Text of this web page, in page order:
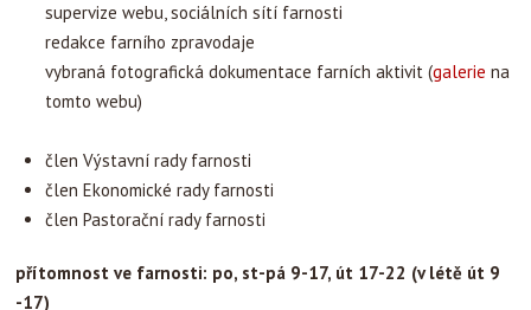
supervize webu, sociálních sítí farnosti
redakce farního zpravodaje
vybraná fotografická dokumentace farních aktivit (galerie na
tomto webu)
člen Výstavní rady farnosti
člen Ekonomické rady farnosti
člen Pastorační rady farnosti
přítomnost ve farnosti: po, st-pá 9-17, út 17-22 (v létě út 9
-17)